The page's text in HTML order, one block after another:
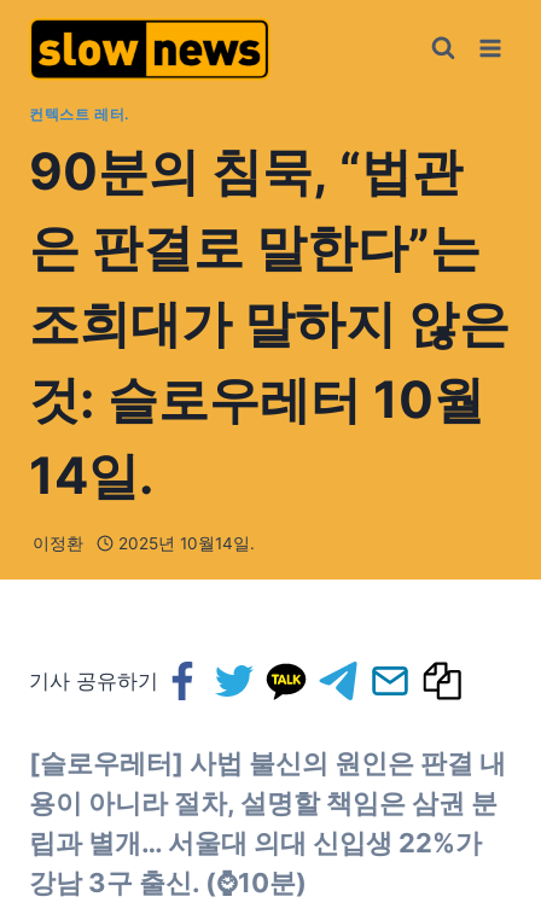
컨텍스트 레터.
90분의 침묵, “법관
은 판결로 말한다”는
조희대가 말하지 않은
것: 슬로우레터 10월
14일.
이정환 2025년 10월14일.
기사 공유하기
[슬로우레터] 사법 불신의 원인은 판결 내
용이 아니라 절차, 설명할 책임은 삼권 분
립과 별개… 서울대 의대 신입생 22%가
강남 3구 출신. (⌚10분)